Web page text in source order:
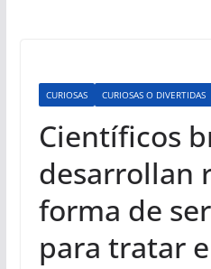
CURIOSAS CURIOSAS O DIVERTIDAS
Científicos
desarrollan
forma de
para tratar